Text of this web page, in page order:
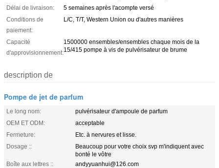
Délai de livraison:
5 semaines après l'acompte versé
Conditions de
paiement:
L/C, T/T, Western Union ou d'autres manières
Capacité
d'approvisionnement:
1500000 ensembles/ensembles chaque mois de la
15/415 pompe à vis de pulvérisateur de brume
description de
Pompe de jet de parfum
Le long nom:
pulvérisateur d'ampoule de parfum
OEM ET ODM:
acceptable
Fermeture:
Etc. à nervures et lisse.
Dosage ::
Beaucoup pour votre choix svp m'indiquent avec
bonté le vôtre
Boîte aux lettres ::
andyyuanhui@126.com